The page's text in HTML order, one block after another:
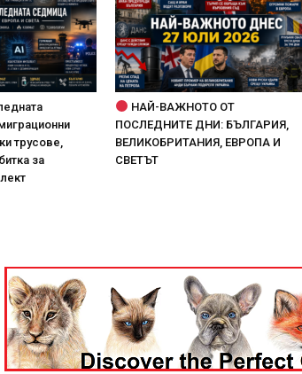
трусове,
за
НАЙ-ВАЖНОТО ОТ
ПОСЛЕДНИТЕ ДНИ: БЪЛГАРИЯ,
ВЕЛИКОБРИТАНИЯ, ЕВРОПА И
СВЕТЪТ